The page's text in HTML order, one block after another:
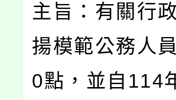
主旨：有關行
揚模範公務人
0點，並自114